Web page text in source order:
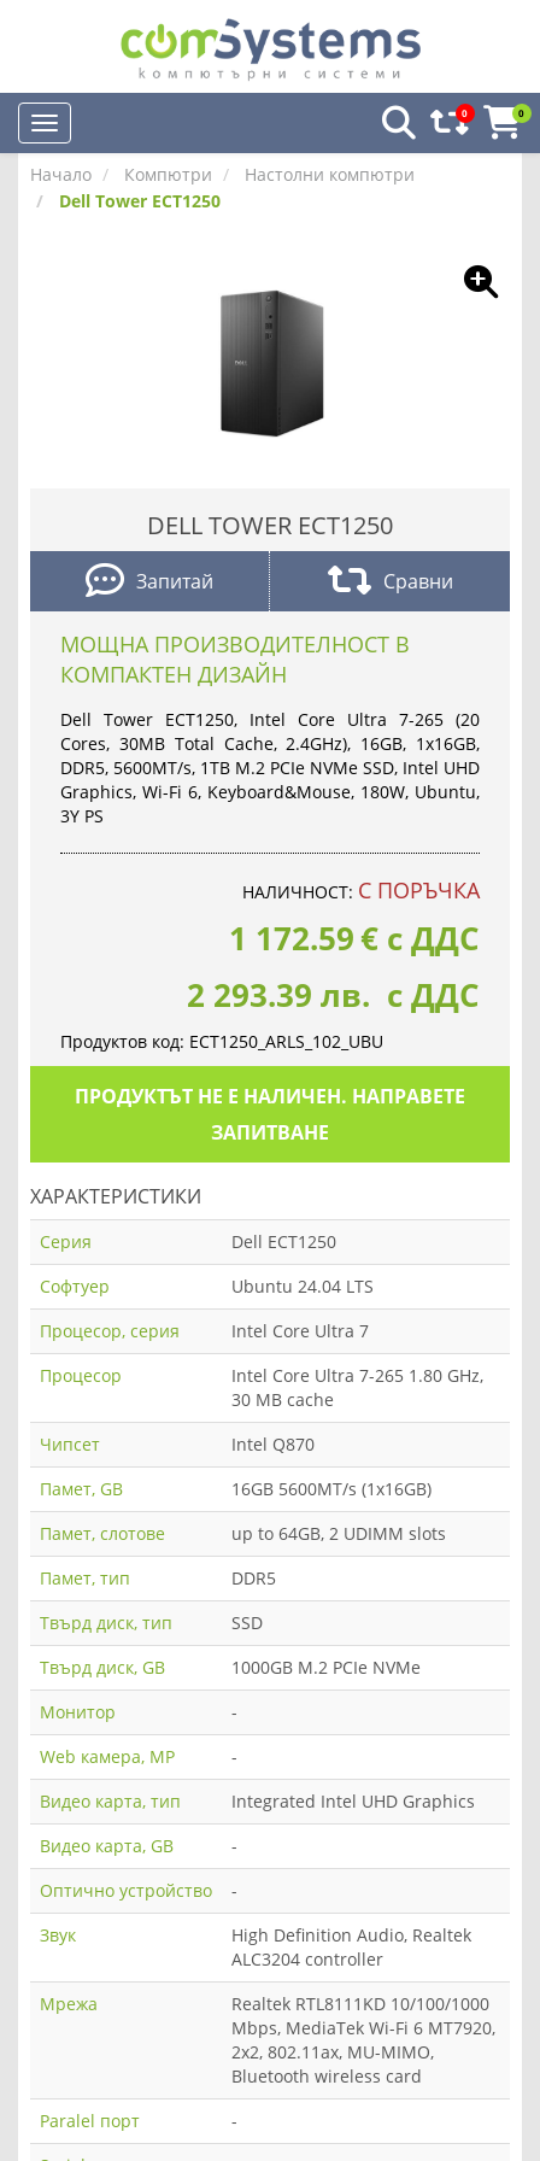
0 0
Начало Компютри
Настолни компютри
Dell Tower ECT1250
DELL TOWER ECT1250
Запитай Сравни
МОЩНА ПРОИЗВОДИТЕЛНОСТ В
КОМПАКТЕН ДИЗАЙН
Dell Tower ECT1250, Intel Core Ultra 7-265 (20
Cores, 30MB Total Cache, 2.4GHz), 16GB, 1x16GB,
DDR5, 5600MT/s, 1TB M.2 PCIe NVMe SSD, Intel UHD
Graphics, Wi-Fi 6, Keyboard&Mouse, 180W, Ubuntu,
3Y PS
НАЛИЧНОСТ: С ПОРЪЧКА
1 172.59€ с ДДС
2 293.39 лв. с ДДС
Продуктов код: ECT1250_ARLS_102_UBU
ПРОДУКТЪТ НЕ Е НАЛИЧЕН. НАПРАВЕТЕ
ЗАПИТВАНЕ
ХАРАКТЕРИСТИКИ
Серия
Dell ECT1250
Софтуер
Ubuntu 24.04 LTS
Процесор, серия
Intel Core Ultra 7
Процесор
Intel Core Ultra 7-265 1.80 GHz,
30 MB cache
Чипсет
Intel Q870
Памет, GB
16GB 5600MT/s (1x16GB)
Памет, слотове
up to 64GB, 2 UDIMM slots
Памет, тип
DDR5
Твърд диск, тип
SSD
Твърд диск, GB
1000GB M.2 PCIe NVMe
Монитор
-
Web камера, MP
-
Видео карта, тип
Integrated Intel UHD Graphics
Видео карта, GB
-
Оптично устройство
-
Звук
High Definition Audio, Realtek
ALC3204 controller
Мрежа
Realtek RTL8111KD 10/100/1000
Mbps, MediaTek Wi-Fi 6 MT7920,
2x2, 802.11ax, MU-MIMO,
Bluetooth wireless card
Paralel порт
-